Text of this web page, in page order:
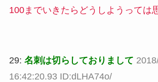
100までいきたらどうしようっては
29: 名刺は切らしておりまして
16:42:20.93 ID:dLHA74o/